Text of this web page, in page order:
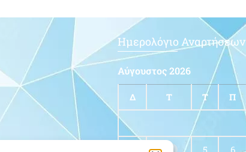
Ημερολόγιο Αναρτήσεων
Αύγουστος 2026
Δ Τ Τ Π
5 6